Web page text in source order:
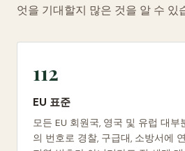
엇을 기대할지 많은 것을 알 수 있
112
EU 표준
모든 EU 회원국, 영국 및 유럽 대부
의 번호로 경찰, 구급대, 소방서에